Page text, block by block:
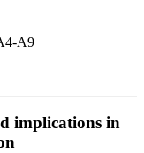
A9
implications in